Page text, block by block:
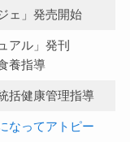
ェ」発売開始
アル」発刊
養指導
括健康管理指導
なってアトピー